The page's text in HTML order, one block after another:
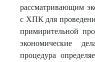
рассматривающим
с ХПК для
примирительной
экономические
процедура